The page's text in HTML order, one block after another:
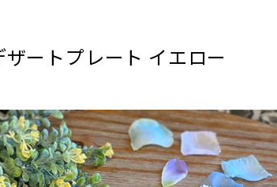
ザートプレート イエロー